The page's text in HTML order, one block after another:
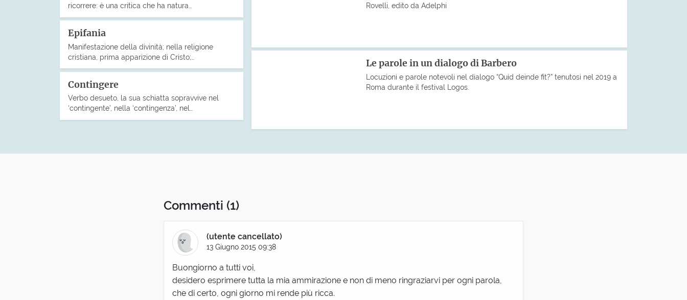
ricorrere: è una critica che ha natura…
Epifania
Manifestazione della divinità; nella religione
cristiana, prima apparizione di Cristo;…
Contingere
Verbo desueto, la sua schiatta sopravvive nel
‘contingente’, nella ‘contingenza’, nel…
Rovelli, edito da Adelphi
Le parole in un dialogo di Barbero
Locuzioni e parole notevoli nel dialogo “Quid deinde fit?” tenutosi nel 2019 a
Roma durante il festival Logos.
Commenti (1)
(utente cancellato)
13 Giugno 2015 09:38
Buongiorno a tutti voi,
desidero esprimere tutta la mia ammirazione e non di meno ringraziarvi per ogni parola,
che di certo, ogni giorno mi rende più ricca.